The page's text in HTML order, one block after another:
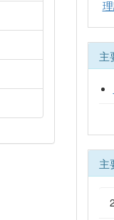
主
主